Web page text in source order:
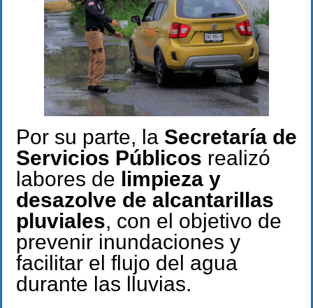
Por su parte, la Secretaría de
Servicios Públicos realizó
labores de limpieza y
desazolve de alcantarillas
pluviales, con el objetivo de
prevenir inundaciones y
facilitar el flujo del agua
durante las lluvias.